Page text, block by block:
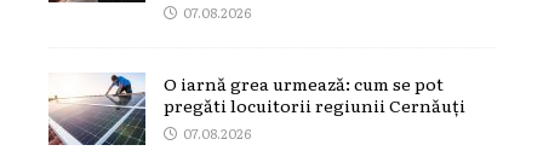
07.08.2026
O iarnă grea urmează: cum se pot
pregăti locuitorii regiunii Cernăuți
07.08.2026